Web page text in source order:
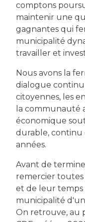
comptons
maintenir une
gagnantes qui
municipalité
travailler et
Nous avons la
dialogue continu
citoyennes, les
la communauté
économique
durable, continu
années.
Avant de
remercier
et de leur
municipalité
On retrouve, au